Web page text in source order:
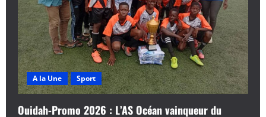
A la Une Sport
Ouidah-Promo 2026 : L’AS Océan vainqueur du